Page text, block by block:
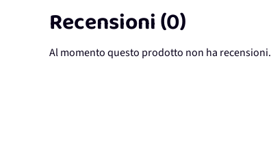
Recensioni (0)
Al momento questo prodotto non ha recensioni.